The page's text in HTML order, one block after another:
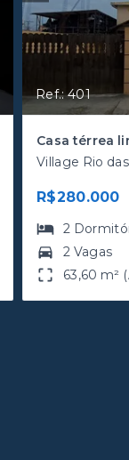
Ref.: 401
Village Rio
R$280.000
2
2 Vagas
63,60 m²